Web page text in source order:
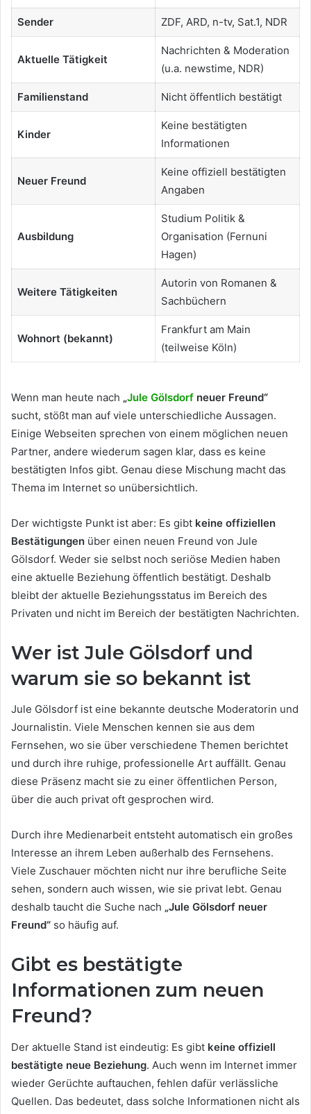
Sender ZDF, ARD, n-tv, Sat.1, NDR
Aktuelle Tätigkeit
Nachrichten & Moderation
(u.a. newstime, NDR)
Familienstand Nicht öffentlich bestätigt
Kinder
Keine bestätigten
Informationen
Neuer Freund
Keine offiziell bestätigten
Angaben
Ausbildung
Studium Politik &
Organisation (Fernuni
Hagen)
Weitere Tätigkeiten
Autorin von Romanen &
Sachbüchern
Wohnort (bekannt)
Frankfurt am Main
(teilweise Köln)
Wenn man heute nach „Jule Gölsdorf neuer Freund“
sucht, stößt man auf viele unterschiedliche Aussagen.
Einige Webseiten sprechen von einem möglichen neuen
Partner, andere wiederum sagen klar, dass es keine
bestätigten Infos gibt. Genau diese Mischung macht das
Thema im Internet so unübersichtlich.
Der wichtigste Punkt ist aber: Es gibt keine offiziellen
Bestätigungen über einen neuen Freund von Jule
Gölsdorf. Weder sie selbst noch seriöse Medien haben
eine aktuelle Beziehung öffentlich bestätigt. Deshalb
bleibt der aktuelle Beziehungsstatus im Bereich des
Privaten und nicht im Bereich der bestätigten Nachrichten.
Wer ist Jule Gölsdorf und
warum sie so bekannt ist
Jule Gölsdorf ist eine bekannte deutsche Moderatorin und
Journalistin. Viele Menschen kennen sie aus dem
Fernsehen, wo sie über verschiedene Themen berichtet
und durch ihre ruhige, professionelle Art auffällt. Genau
diese Präsenz macht sie zu einer öffentlichen Person,
über die auch privat oft gesprochen wird.
Durch ihre Medienarbeit entsteht automatisch ein großes
Interesse an ihrem Leben außerhalb des Fernsehens.
Viele Zuschauer möchten nicht nur ihre berufliche Seite
sehen, sondern auch wissen, wie sie privat lebt. Genau
deshalb taucht die Suche nach „Jule Gölsdorf neuer
Freund“ so häufig auf.
Gibt es bestätigte
Informationen zum neuen
Freund?
Der aktuelle Stand ist eindeutig: Es gibt keine offiziell
bestätigte neue Beziehung. Auch wenn im Internet immer
wieder Gerüchte auftauchen, fehlen dafür verlässliche
Quellen. Das bedeutet, dass solche Informationen nicht als